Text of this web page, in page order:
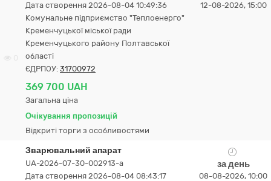
Дата створення 2026-08-04 10:49:36
Комунальне підприємство "Теплоенерго"
Кременчуцької міської ради
Кременчуцького району Полтавської
області
ЄДРПОУ: 31700972
369 700 UAH
Загальна ціна
Очікування пропозицій
Відкриті торги з особливостями
12-08-2026, 15:00
Зварювальний апарат
UA-2026-07-30-002913-a
Дата створення 2026-08-04 08:43:17
за день
08-08-2026, 10:00